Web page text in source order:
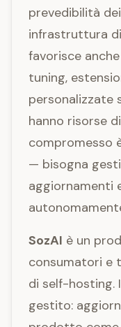
prevedibilità
infrastruttura
favorisce
tuning,
personalizzate
hanno risorse
compromesso
— bisogna
aggiornamenti
SozAI è un
consumatori e
di self-hosting.
gestito: